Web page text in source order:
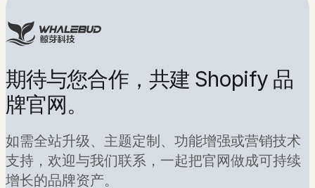
告
诉
我
们
你
公司名称
品牌名称 鲸芽科技
联系电话 15975411201
提建议
商务邮箱 business@whalebudtech.com
工作时间 周一至周五 09:00 - 18:00
期待与您合作，共建 Shopify 品
牌官网。
如需全站升级、主题定制、功能增强或营销技术
支持，欢迎与我们联系，一起把官网做成可持续
增长的品牌资产。